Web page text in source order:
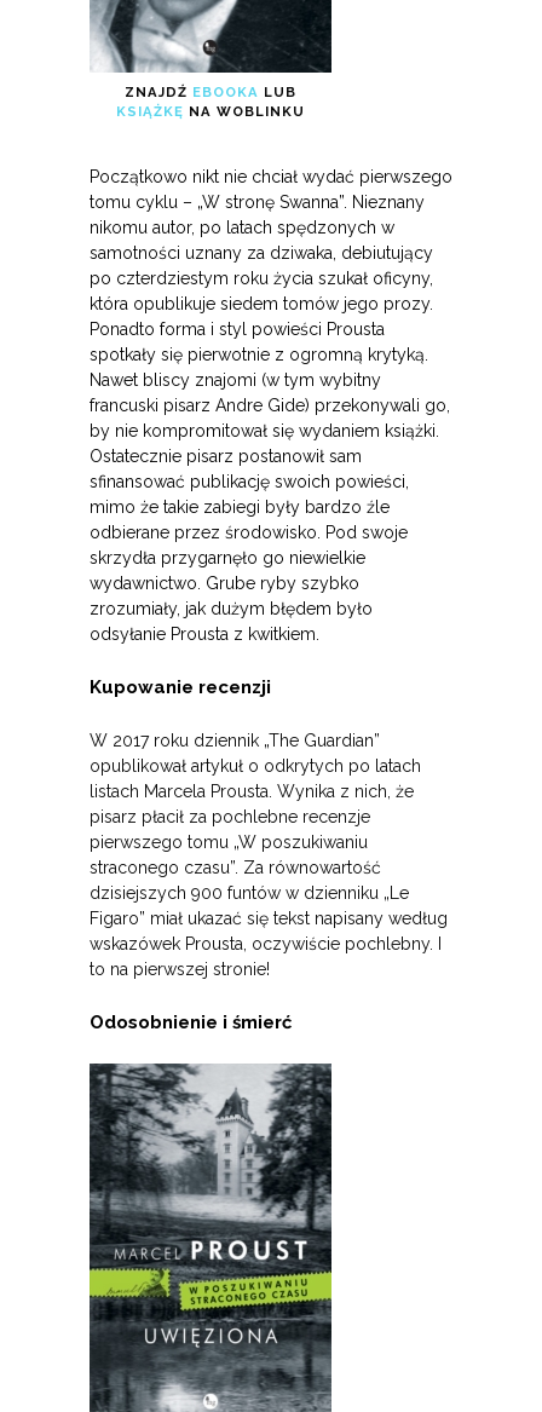
ZNAJDŹ EBOOKA LUB
KSIĄŻKĘ NA WOBLINKU
Początkowo nikt nie chciał wydać pierwszego
tomu cyklu – „W stronę Swanna”. Nieznany
nikomu autor, po latach spędzonych w
samotności uznany za dziwaka, debiutujący
po czterdziestym roku życia szukał oficyny,
która opublikuje siedem tomów jego prozy.
Ponadto forma i styl powieści Prousta
spotkały się pierwotnie z ogromną krytyką.
Nawet bliscy znajomi (w tym wybitny
francuski pisarz Andre Gide) przekonywali go,
by nie kompromitował się wydaniem książki.
Ostatecznie pisarz postanowił sam
sfinansować publikację swoich powieści,
mimo że takie zabiegi były bardzo źle
odbierane przez środowisko. Pod swoje
skrzydła przygarnęło go niewielkie
wydawnictwo. Grube ryby szybko
zrozumiały, jak dużym błędem było
odsyłanie Prousta z kwitkiem.
Kupowanie recenzji
W 2017 roku dziennik „The Guardian”
opublikował artykuł o odkrytych po latach
listach Marcela Prousta. Wynika z nich, że
pisarz płacił za pochlebne recenzje
pierwszego tomu „W poszukiwaniu
straconego czasu”. Za równowartość
dzisiejszych 900 funtów w dzienniku „Le
Figaro” miał ukazać się tekst napisany według
wskazówek Prousta, oczywiście pochlebny. I
to na pierwszej stronie!
Odosobnienie i śmierć